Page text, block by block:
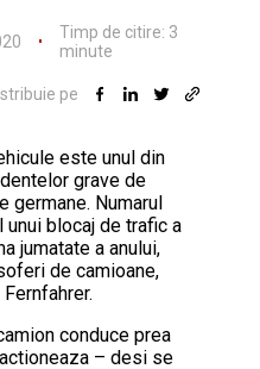
Timp de citire: 3
minute
pe
este unul din
grave de
germane. Numarul
blocaj de trafic a
jumatate a anului,
de camioane,
conduce prea
– desi se